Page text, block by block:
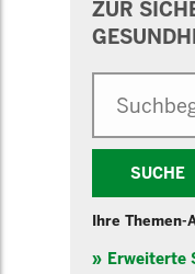
ZUR
SUCHE
Ihre Themen-
Erweiterte